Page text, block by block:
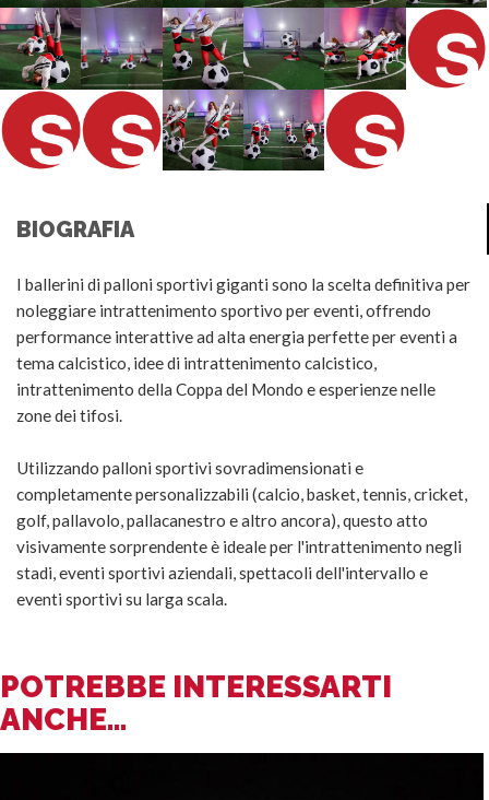
BIOGRAFIA
I ballerini di palloni sportivi giganti sono la scelta definitiva per
noleggiare intrattenimento sportivo per eventi, offrendo
performance interattive ad alta energia perfette per eventi a
tema calcistico, idee di intrattenimento calcistico,
intrattenimento della Coppa del Mondo e esperienze nelle
zone dei tifosi.
Utilizzando palloni sportivi sovradimensionati e
completamente personalizzabili (calcio, basket, tennis, cricket,
golf, pallavolo, pallacanestro e altro ancora), questo atto
visivamente sorprendente è ideale per l'intrattenimento negli
stadi, eventi sportivi aziendali, spettacoli dell'intervallo e
eventi sportivi su larga scala.
POTREBBE INTERESSARTI
ANCHE...